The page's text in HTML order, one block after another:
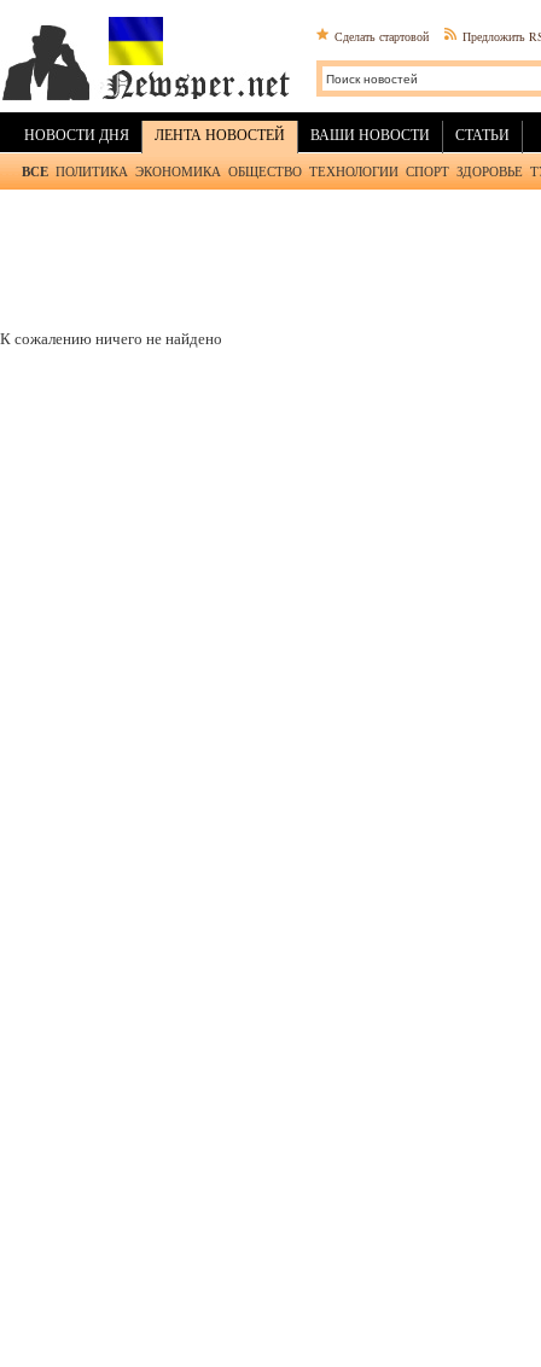
Сделать стартовой Предложить
НОВОСТИ ДНЯ ЛЕНТА НОВОСТЕЙ ВАШИ НОВОСТИ
СТАТЬИ
ВСЕ ПОЛИТИКА ЭКОНОМИКА ОБЩЕСТВО ТЕХНОЛОГИИ СПОРТ ЗДОРОВЬЕ
К сожалению ничего не найдено